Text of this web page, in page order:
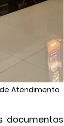
Atendimento
documentos